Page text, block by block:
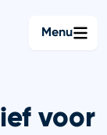
Menu
voor